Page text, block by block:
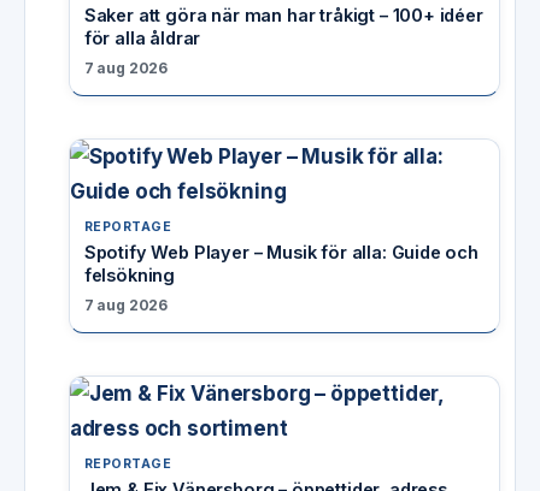
Saker att göra när man har tråkigt – 100+ idéer
för alla åldrar
7 aug 2026
REPORTAGE
Spotify Web Player – Musik för alla: Guide och
felsökning
7 aug 2026
REPORTAGE